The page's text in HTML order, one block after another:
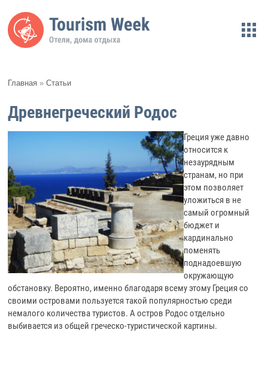
Главная »Статьи
Древнегреческий Родос
Греция уже давно
относится к
незаурядным
странам, но при
этом позволяет
уложиться в не
самый огромный
бюджет и
кардинально
поменять
поднадоевшую
окружающую
обстановку. Вероятно, именно благодаря всему этому Греция со
своими островами пользуется такой популярностью среди
немалого количества туристов. А остров Родос отдельно
выбивается из общей греческо-туристической картины.